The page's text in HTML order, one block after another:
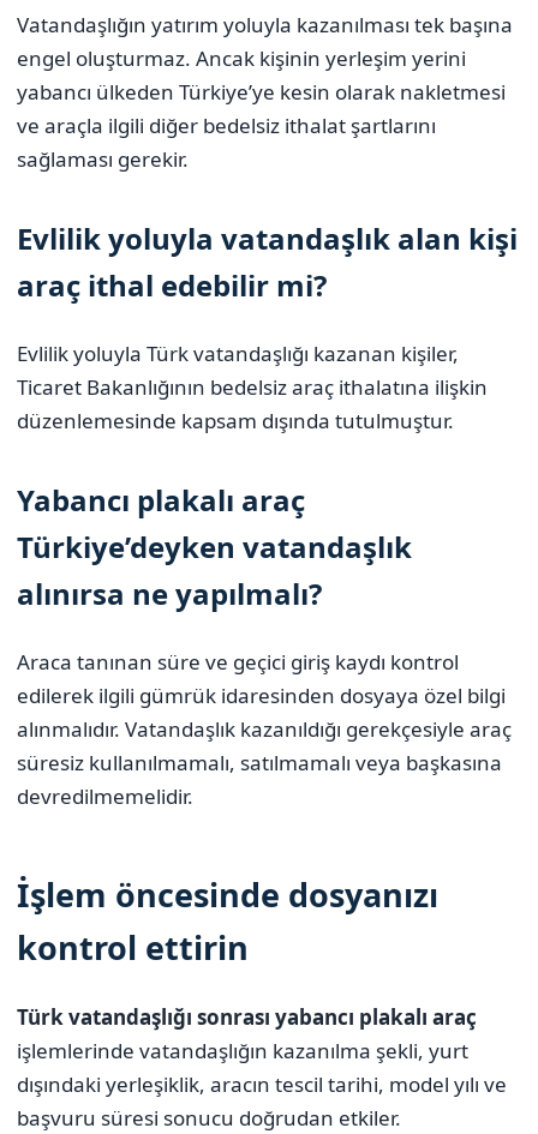
Vatandaşlığın yatırım yoluyla kazanılması tek başına
engel oluşturmaz. Ancak kişinin yerleşim yerini
yabancı ülkeden Türkiye’ye kesin olarak nakletmesi
ve araçla ilgili diğer bedelsiz ithalat şartlarını
sağlaması gerekir.
Evlilik yoluyla vatandaşlık alan kişi
araç ithal edebilir mi?
Evlilik yoluyla Türk vatandaşlığı kazanan kişiler,
Ticaret Bakanlığının bedelsiz araç ithalatına ilişkin
düzenlemesinde kapsam dışında tutulmuştur.
Yabancı plakalı araç
Türkiye’deyken vatandaşlık
alınırsa ne yapılmalı?
Araca tanınan süre ve geçici giriş kaydı kontrol
edilerek ilgili gümrük idaresinden dosyaya özel bilgi
alınmalıdır. Vatandaşlık kazanıldığı gerekçesiyle araç
süresiz kullanılmamalı, satılmamalı veya başkasına
devredilmemelidir.
İşlem öncesinde dosyanızı
kontrol ettirin
Türk vatandaşlığı sonrası yabancı plakalı araç
işlemlerinde vatandaşlığın kazanılma şekli, yurt
dışındaki yerleşiklik, aracın tescil tarihi, model yılı ve
başvuru süresi sonucu doğrudan etkiler.